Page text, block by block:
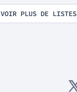
VOIR PLUS DE LISTES